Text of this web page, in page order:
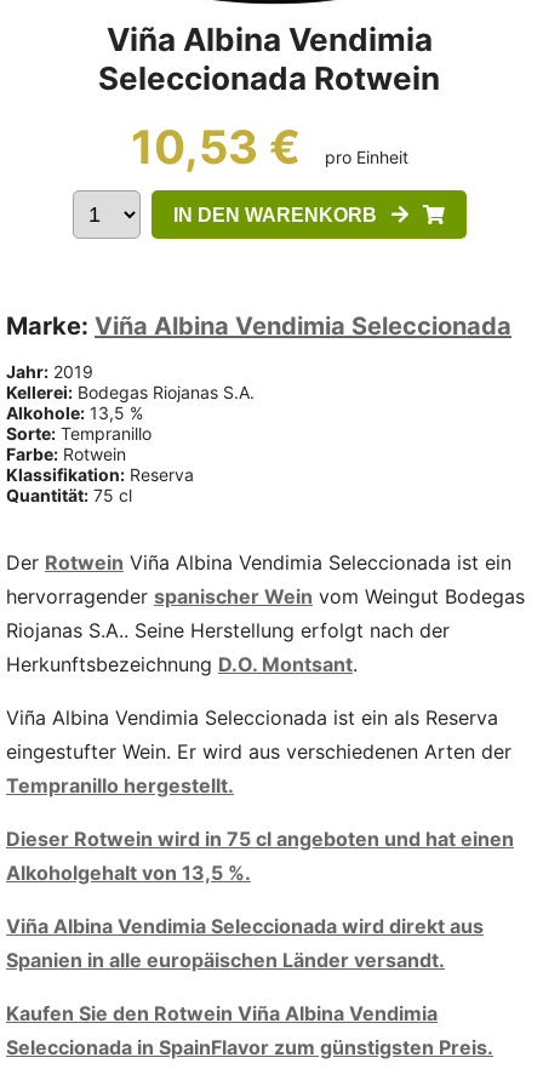
Viña Albina Vendimia
Seleccionada Rotwein
10,53 € pro Einheit
IN DEN WARENKORB
Marke: Viña Albina Vendimia Seleccionada
Jahr: 2019
Kellerei: Bodegas Riojanas S.A.
Alkohole: 13,5 %
Sorte: Tempranillo
Farbe: Rotwein
Klassifikation: Reserva
Quantität: 75 cl
Der Rotwein Viña Albina Vendimia Seleccionada ist ein
hervorragender spanischer Wein vom Weingut Bodegas
Riojanas S.A.. Seine Herstellung erfolgt nach der
Herkunftsbezeichnung D.O. Montsant.
Viña Albina Vendimia Seleccionada ist ein als Reserva
eingestufter Wein. Er wird aus verschiedenen Arten der
Tempranillo hergestellt.
Dieser Rotwein wird in 75 cl angeboten und hat einen
Alkoholgehalt von 13,5 %.
Viña Albina Vendimia Seleccionada wird direkt aus
Spanien in alle europäischen Länder versandt.
Kaufen Sie den Rotwein Viña Albina Vendimia
Seleccionada in SpainFlavor zum günstigsten Preis.